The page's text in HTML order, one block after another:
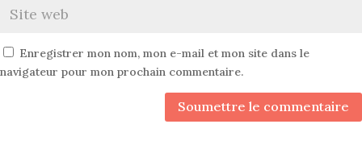
Enregistrer mon nom, mon e-mail et mon site dans le
navigateur pour mon prochain commentaire.
Soumettre le commentaire